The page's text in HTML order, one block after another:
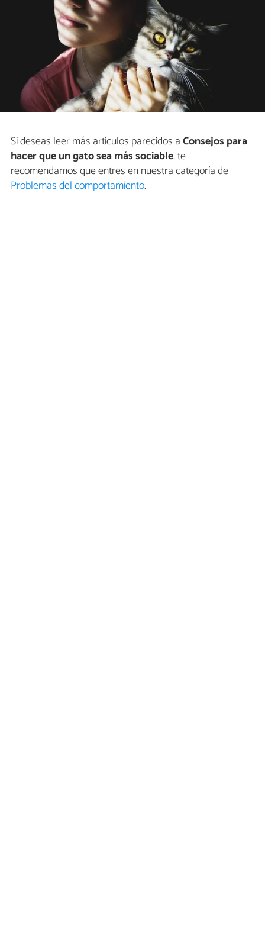
Si deseas leer más artículos parecidos aConsejos para
hacer que un gato sea más sociable, te
recomendamos que entres en nuestra categoría de
Problemas del comportamiento.